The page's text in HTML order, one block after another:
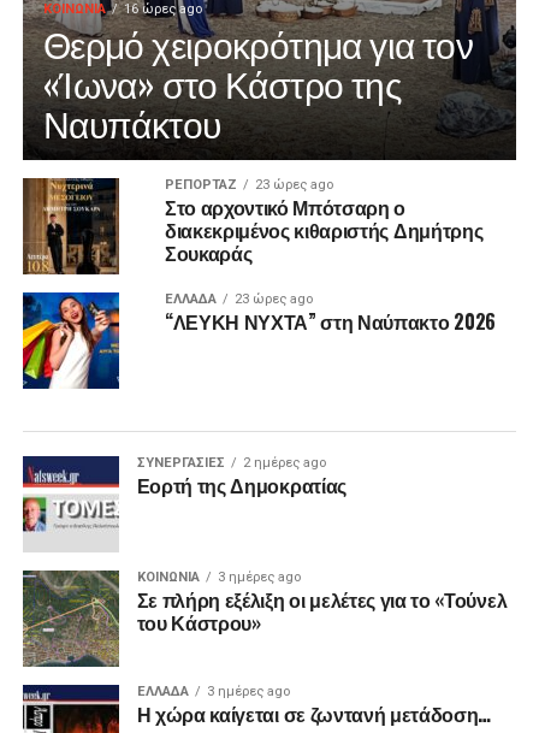
ΚΟΙΝΩΝΙΑ 16 ώρες ago
Θερμό χειροκρότημα για τον
«Ίωνα» στο Κάστρο της
Ναυπάκτου
ΡΕΠΟΡΤΑΖ 23 ώρες ago
Στο αρχοντικό Μπότσαρη ο
διακεκριμένος κιθαριστής Δημήτρης
Σουκαράς
ΕΛΛΑΔΑ 23 ώρες ago
“ΛΕΥΚΗ ΝΥΧΤΑ” στη Ναύπακτο 2026
ΣΥΝΕΡΓΑΣΙΕΣ 2 ημέρες ago
Εορτή της Δημοκρατίας
ΚΟΙΝΩΝΙΑ 3 ημέρες ago
Σε πλήρη εξέλιξη οι μελέτες για το «Τούνελ
του Κάστρου»
ΕΛΛΑΔΑ 3 ημέρες ago
Η χώρα καίγεται σε ζωντανή μετάδοση…